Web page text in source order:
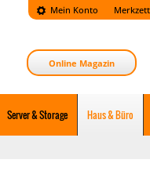
Mein Konto
Online Magazin
Server & Storage Haus & Büro